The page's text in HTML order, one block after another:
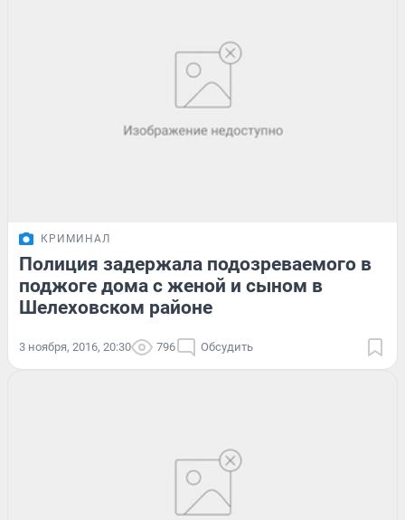
КРИМИНАЛ
Полиция задержала подозреваемого в
поджоге дома с женой и сыном в
Шелеховском районе
3 ноября, 2016, 20:30 796 Обсудить